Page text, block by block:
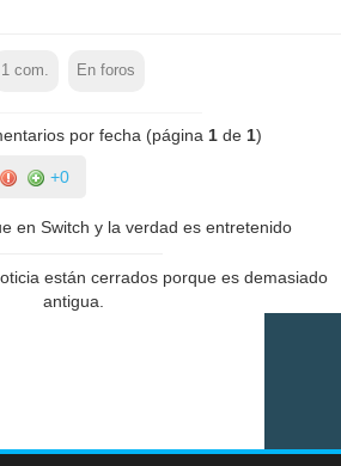
1 com. En foros
por fecha (página 1de 1)
+0
en Switch y la verdad es entretenido
están cerrados porque es demasiado
antigua.